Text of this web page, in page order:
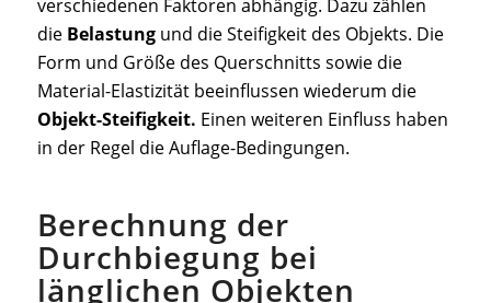
verschiedenen Faktoren abhängig. Dazu zählen
die Belastungund die Steifigkeit des Objekts. Die
Form und Größe des Querschnitts sowie die
Material-Elastizität beeinflussen wiederum die
Objekt-Steifigkeit. Einen weiteren Einfluss haben
in der Regel die Auflage-Bedingungen.
Berechnung der
Durchbiegung bei
länglichen Objekten